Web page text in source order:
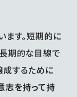
ます。短期的に
期的な目線で
するために
志を持って持